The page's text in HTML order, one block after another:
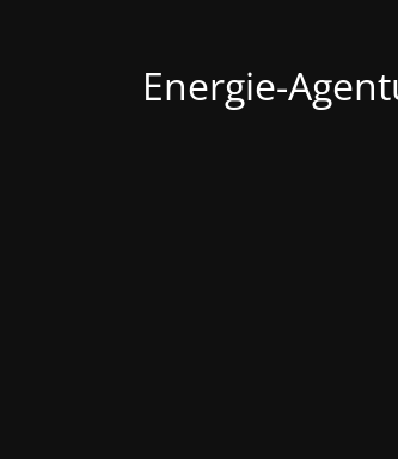
Energie-